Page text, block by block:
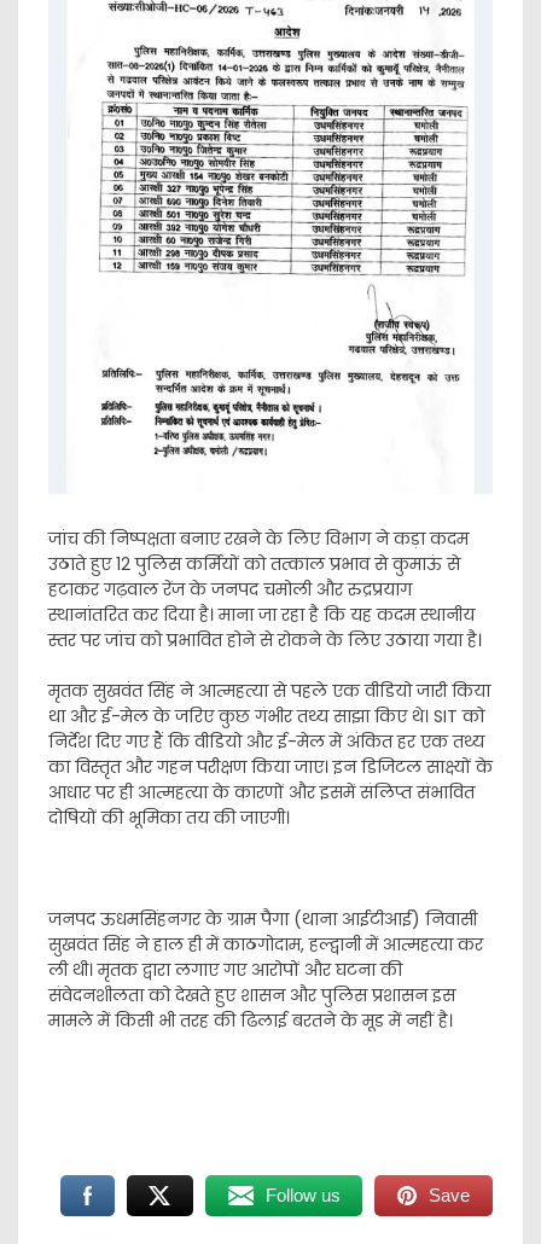
​जांच की निष्पक्षता बनाए रखने के लिए विभाग ने कड़ा कदम
उठाते हुए 12 पुलिस कर्मियों को तत्काल प्रभाव से कुमाऊं से
हटाकर गढ़वाल रेंज के जनपद चमोली और रुद्रप्रयाग
स्थानांतरित कर दिया है। माना जा रहा है कि यह कदम स्थानीय
स्तर पर जांच को प्रभावित होने से रोकने के लिए उठाया गया है।
​मृतक सुखवंत सिंह ने आत्महत्या से पहले एक वीडियो जारी किया
था और ई-मेल के जरिए कुछ गंभीर तथ्य साझा किए थे। SIT को
निर्देश दिए गए हैं कि वीडियो और ई-मेल में अंकित हर एक तथ्य
का विस्तृत और गहन परीक्षण किया जाए। इन डिजिटल साक्ष्यों के
आधार पर ही आत्महत्या के कारणों और इसमें संलिप्त संभावित
दोषियों की भूमिका तय की जाएगी।
जनपद ऊधमसिंहनगर के ग्राम पैगा (थाना आईटीआई) निवासी
सुखवंत सिंह ने हाल ही में काठगोदाम, हल्द्वानी में आत्महत्या कर
ली थी। मृतक द्वारा लगाए गए आरोपों और घटना की
संवेदनशीलता को देखते हुए शासन और पुलिस प्रशासन इस
मामले में किसी भी तरह की ढिलाई बरतने के मूड में नहीं है।
Follow us Save